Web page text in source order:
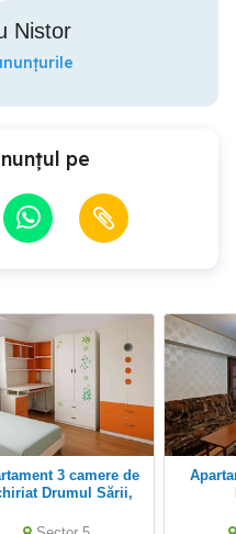
Nistor
pe
Drumul Sării,
Apartament 3 camere